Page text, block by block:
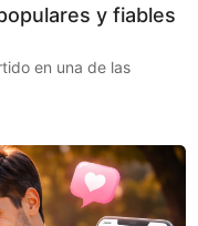
y fiables
en una de las